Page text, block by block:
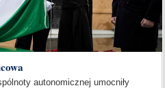
autonomicznej umocniły